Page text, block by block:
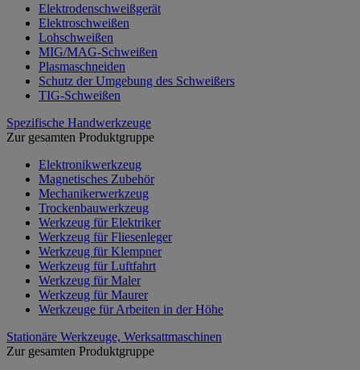
Elektrodenschweißgerät
Elektroschweißen
Lohschweißen
MIG/MAG-Schweißen
Plasmaschneiden
Schutz der Umgebung des Schweißers
TIG-Schweißen
Spezifische Handwerkzeuge
Zur gesamten Produktgruppe
Elektronikwerkzeug
Magnetisches Zubehör
Mechanikerwerkzeug
Trockenbauwerkzeug
Werkzeug für Elektriker
Werkzeug für Fliesenleger
Werkzeug für Klempner
Werkzeug für Luftfahrt
Werkzeug für Maler
Werkzeug für Maurer
Werkzeuge für Arbeiten in der Höhe
Stationäre Werkzeuge, Werksattmaschinen
Zur gesamten Produktgruppe